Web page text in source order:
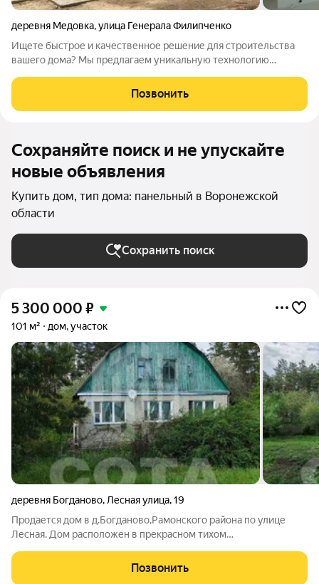
деревня Медовка,улица Генерала Филипченко
Ищете быстрое и качественное решение для строительства
вашего дома? Мы предлагаем уникальную технологию
стать счастливым обладателем дома из инновационных
материалов всего за 3 месяца! Стоимость
Позвонить
Сохраняйте поиск и не упускайте
новые объявления
Купить дом, тип дома: панельный в Воронежской
области
Сохранить поиск
5 300 000 ₽
101 м² дом, участок
деревня Богданово, Лесная улица,19
Продается дом в д.Богданово,Рамонского района по улице
Лесная. Дом расположен в прекрасном тихом
большой.ровный.прямоугольной формы,ухоженный. Есть
надворный постройки: гараж,сарай. Дом просторный,есть
Позвонить